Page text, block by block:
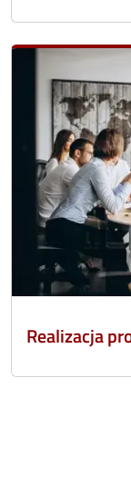
Realizacja